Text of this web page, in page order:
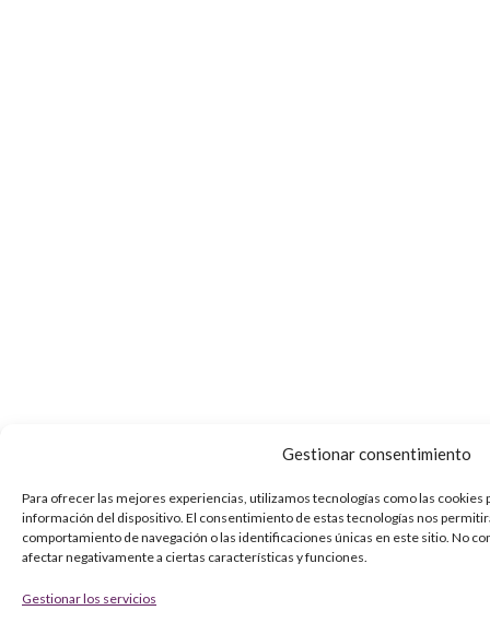
Gestionar consentimiento
Para ofrecer las mejores experiencias, utilizamos tecnologías como las cookies
información del dispositivo. El consentimiento de estas tecnologías nos
comportamiento de navegación o las identificaciones únicas en este sitio. No
afectar negativamente a ciertas características y funciones.
Gestionar los servicios